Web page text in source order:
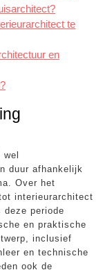
te
en
duur afhankelijk
Over het
interieurarchitect
deze periode
en praktische
inclusief
en technische
ook de